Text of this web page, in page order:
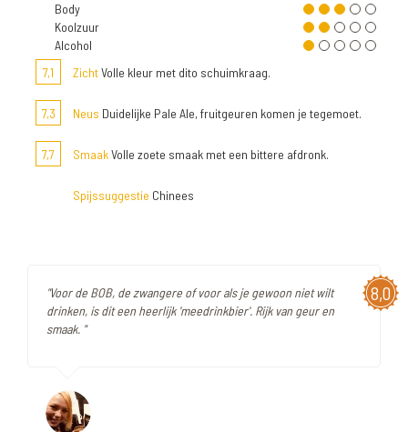
Body
Koolzuur
Alcohol
7,1
ZichtVolle kleur met dito schuimkraag.
7,3 Neus Duidelijke Pale Ale, fruitgeuren komen je tegemoet.
7,7 SmaakVolle zoete smaak met een bittere afdronk.
Spijssuggestie Chinees
8,0
"Voor de BOB, de zwangere of voor als je gewoon niet wilt
drinken, is dit een heerlijk 'meedrinkbier'. Rijk van geur en
smaak. "